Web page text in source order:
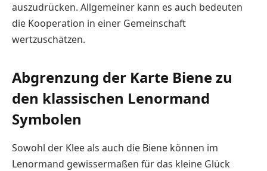
auszudrücken. Allgemeiner kann es auch bedeuten
die Kooperation in einer Gemeinschaft
wertzuschätzen.
Abgrenzung der Karte Biene zu
den klassischen Lenormand
Symbolen
Sowohl der Klee als auch die Biene können im
Lenormand gewissermaßen für das kleine Glück